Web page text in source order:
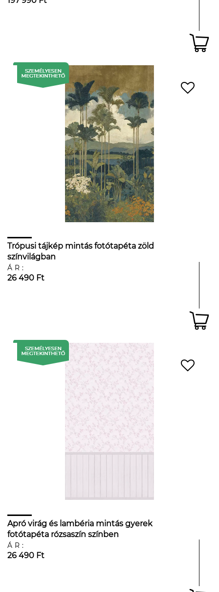
Trópusi tájkép mintás fotótapéta zöld
színvilágban
ÁR:
26 490 Ft
Apró virág és lambéria mintás gyerek
fotótapéta rózsaszín színben
ÁR:
26 490 Ft